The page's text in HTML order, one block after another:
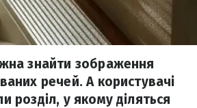
знайти зображення
речей. А користувачі
розділ, у якому діляться